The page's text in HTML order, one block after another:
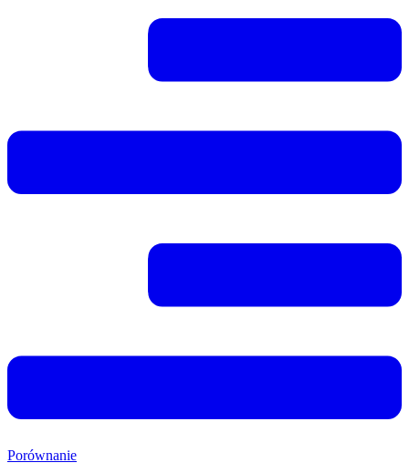
Porównanie